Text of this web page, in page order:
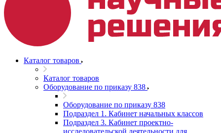
Каталог товаров
Каталог товаров
Оборудование по приказу 838
Оборудование по приказу 838
Подраздел 1. Кабинет начальных классов
Подраздел 3. Кабинет проектно-
исследовательской деятельности для